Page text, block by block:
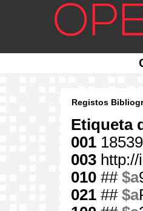
Registos
Etiqueta
001
003
010 ## $a
021 ## $a